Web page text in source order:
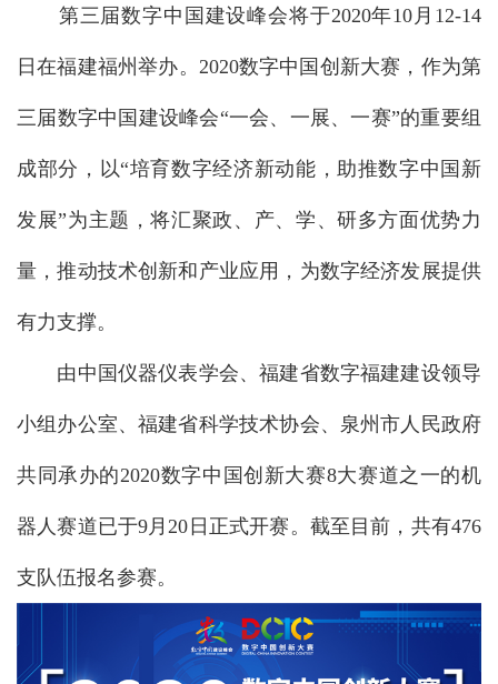
第三届数字中国建设峰会将于2020年10月12-14
日在福建福州举办。2020数字中国创新大赛，作为第
三届数字中国建设峰会“一会、一展、一赛”的重要组
成部分，以“培育数字经济新动能，助推数字中国新
发展”为主题，将汇聚政、产、学、研多方面优势力
量，推动技术创新和产业应用，为数字经济发展提供
有力支撑。
由中国仪器仪表学会、福建省数字福建建设领导
小组办公室、福建省科学技术协会、泉州市人民政府
共同承办的2020数字中国创新大赛8大赛道之一的机
器人赛道已于9月20日正式开赛。截至目前，共有476
支队伍报名参赛。